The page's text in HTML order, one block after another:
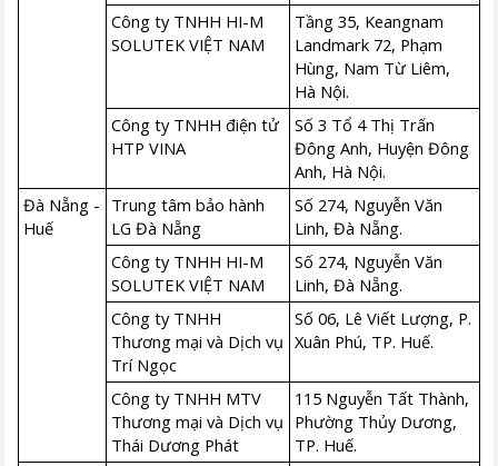
Công ty TNHH HI-M
SOLUTEK VIỆT NAM
Tầng 35, Keangnam
Landmark 72, Phạm
Hùng, Nam Từ Liêm,
Hà Nội.
Công ty TNHH điện tử
HTP VINA
Số 3 Tổ 4 Thị Trấn
Đông Anh, Huyện Đông
Anh, Hà Nội.
Đà Nẵng -
Huế
Trung tâm bảo hành
LG Đà Nẵng
Số 274, Nguyễn Văn
Linh, Đà Nẵng.
Công ty TNHH HI-M
SOLUTEK VIỆT NAM
Số 274, Nguyễn Văn
Linh, Đà Nẵng.
Công ty TNHH
Thương mại và Dịch vụ
Trí Ngọc
Số 06, Lê Viết Lượng, P.
Xuân Phú, TP. Huế.
Công ty TNHH MTV
Thương mại và Dịch vụ
Thái Dương Phát
115 Nguyễn Tất Thành,
Phường Thủy Dương,
TP. Huế.